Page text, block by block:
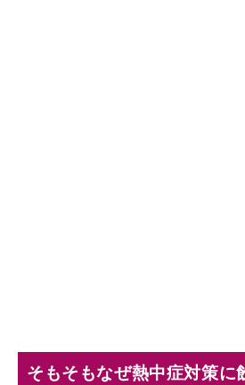
そもそもなぜ熱中症対策に